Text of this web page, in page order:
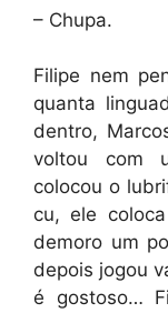
– Chupa.
Filipe nem
quanta
dentro,
voltou com
colocou o
cu, ele
demoro um
depois jogou
é gostoso…